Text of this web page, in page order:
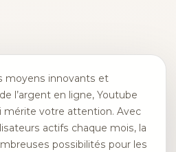
moyens innovants et
l’argent en ligne, Youtube
mérite votre attention. Avec
actifs chaque mois, la
possibilités pour les